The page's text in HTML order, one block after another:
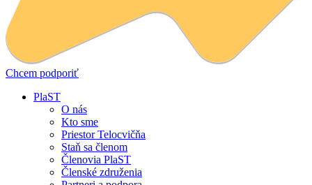
Chcem podporiť
PlaST
O nás
Kto sme
Priestor Telocvičňa
Staň sa členom
Členovia PlaST
Členské združenia